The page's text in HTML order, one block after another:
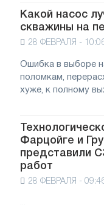
Какой насос
скважины на
28 ФЕВРАЛЯ -
Ошибка в выборе
поломкам,
хуже, к полному
Фарцойге и
представили
работ
28 ФЕВРАЛЯ -
...